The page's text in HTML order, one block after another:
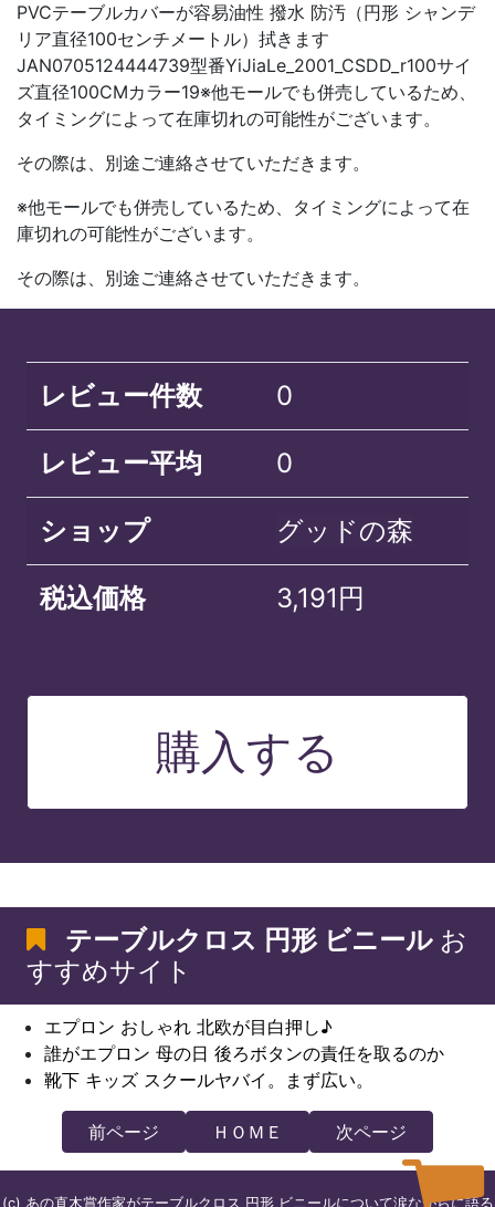
PVCテーブルカバーが容易油性 撥水 防汚（円形 シャンデ
リア直径100センチメートル）拭きます
JAN0705124444739型番YiJiaLe_2001_CSDD_r100サイ
ズ直径100CMカラー19※他モールでも併売しているため、
タイミングによって在庫切れの可能性がございます。
その際は、別途ご連絡させていただきます。
※他モールでも併売しているため、タイミングによって在
庫切れの可能性がございます。
その際は、別途ご連絡させていただきます。
レビュー件数 0
レビュー平均 0
ショップ グッドの森
税込価格 3,191円
購入する
テーブルクロス 円形 ビニール お
すすめサイト
エプロン おしゃれ 北欧が目白押し♪
誰がエプロン 母の日 後ろボタンの責任を取るのか
靴下 キッズ スクールヤバイ。まず広い。
前ページ ＨＯＭＥ 次ページ
(c) あの直木賞作家がテーブルクロス 円形 ビニールについて涙ながらに語る